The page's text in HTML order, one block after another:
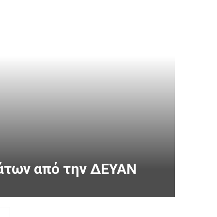
από την ΔΕΥΑN